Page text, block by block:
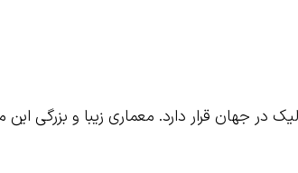
در جهان قرار دارد. معماری زیبا و بزرگی این